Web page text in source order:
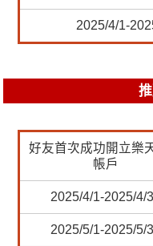
2025/4/1-
好友首次成功開立樂
帳戶
2025/4/1-2025/4/
2025/5/1-2025/5/